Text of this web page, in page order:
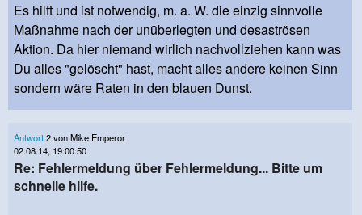
Es hilft und ist notwendig, m. a. W. die einzig sinnvolle
Maßnahme nach der unüberlegten und desaströsen
Aktion. Da hier niemand wirlich nachvollziehen kann was
Du alles "gelöscht" hast, macht alles andere keinen Sinn
sondern wäre Raten in den blauen Dunst.
Antwort2 von Mike Emperor
02.08.14, 19:00:50
Re: Fehlermeldung über Fehlermeldung... Bitte um
schnelle hilfe.